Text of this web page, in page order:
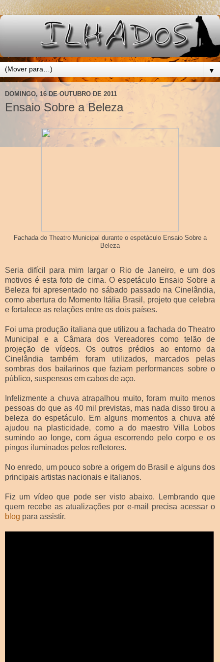
▼
DOMINGO, 16 DE OUTUBRO DE 2011
Ensaio Sobre a Beleza
Fachada do Theatro Municipal durante o espetáculo Ensaio Sobre a
Beleza
Seria difícil para mim largar o Rio de Janeiro, e um dos
motivos é esta foto de cima. O espetáculo Ensaio Sobre a
Beleza foi apresentado no sábado passado na Cinelândia,
como abertura do Momento Itália Brasil, projeto que celebra
e fortalece as relações entre os dois países.
Foi uma produção italiana que utilizou a fachada do Theatro
Municipal e a Câmara dos Vereadores como telão de
projeção de vídeos. Os outros prédios ao entorno da
Cinelândia também foram utilizados, marcados pelas
sombras dos bailarinos que faziam performances sobre o
público, suspensos em cabos de aço.
Infelizmente a chuva atrapalhou muito, foram muito menos
pessoas do que as 40 mil previstas, mas nada disso tirou a
beleza do espetáculo. Em alguns momentos a chuva até
ajudou na plasticidade, como a do maestro Villa Lobos
sumindo ao longe, com água escorrendo pelo corpo e os
pingos iluminados pelos refletores.
No enredo, um pouco sobre a origem do Brasil e alguns dos
principais artistas nacionais e italianos.
Fiz um vídeo que pode ser visto abaixo. Lembrando que
quem recebe as atualizações por e-mail precisa acessar o
blog para assistir.